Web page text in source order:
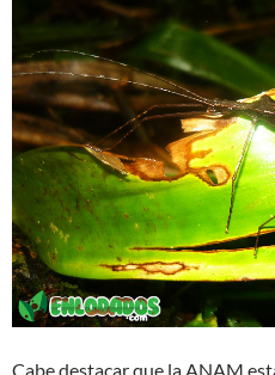
Cabe destacar que la ANAM